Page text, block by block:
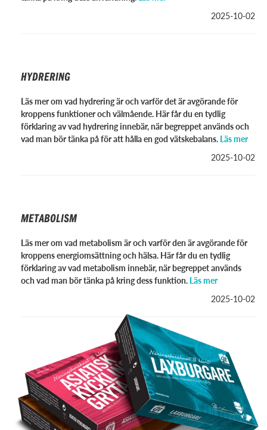
2025-10-02
HYDRERING
Läs mer om vad hydrering är och varför det är avgörande för
kroppens funktioner och välmående. Här får du en tydlig
förklaring av vad hydrering innebär, när begreppet används och
vad man bör tänka på för att hålla en god vätskebalans. Läs mer
2025-10-02
METABOLISM
Läs mer om vad metabolism är och varför den är avgörande för
kroppens energiomsättning och hälsa. Här får du en tydlig
förklaring av vad metabolism innebär, när begreppet används
och vad man bör tänka på kring dess funktion. Läs mer
2025-10-02